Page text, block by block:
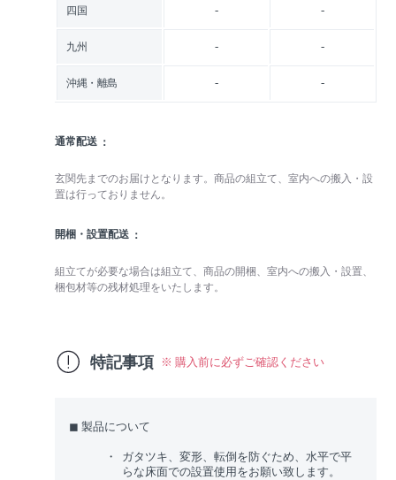
四国 - -
九州 - -
沖縄・離島 - -
通常配送
玄関先までのお届けとなります。商品の組立て、室内への搬入・設
置は行っておりません。
開梱・設置配送
組立てが必要な場合は組立て、商品の開梱、室内への搬入・設置、
梱包材等の残材処理をいたします。
特記事項 ※ 購入前に必ずご確認ください
◼︎ 製品について
ガタツキ、変形、転倒を防ぐため、水平で平
らな床面での設置使用をお願い致します。